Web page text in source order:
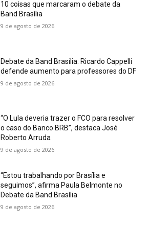
10 coisas que marcaram o debate da
Band Brasília
9 de agosto de 2026
Debate da Band Brasília: Ricardo Cappelli
defende aumento para professores do DF
9 de agosto de 2026
“O Lula deveria trazer o FCO para resolver
o caso do Banco BRB”, destaca José
Roberto Arruda
9 de agosto de 2026
“Estou trabalhando por Brasília e
seguimos”, afirma Paula Belmonte no
Debate da Band Brasília
9 de agosto de 2026